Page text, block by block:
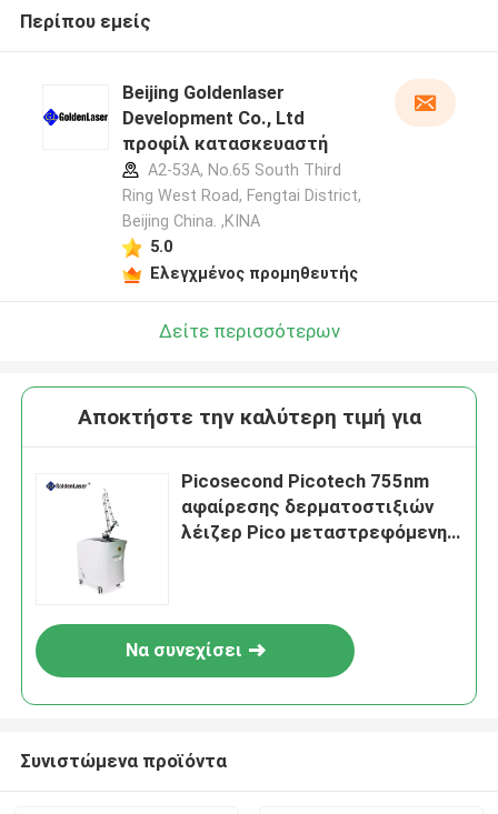
Περίπου εμείς
Beijing Goldenlaser
Development Co., Ltd
προφίλ κατασκευαστή
A2-53A, No.65 South Third
Ring West Road, Fengtai District,
Beijing China. ,ΚΙΝΑ
5.0
Ελεγχμένος προμηθευτής
Δείτε περισσότερων
Αποκτήστε την καλύτερη τιμή για
Picosecond Picotech 755nm
αφαίρεσης δερματοστιξιών
λέιζερ Pico μεταστρεφόμενη
Να συνεχίσει
Συνιστώμενα προϊόντα